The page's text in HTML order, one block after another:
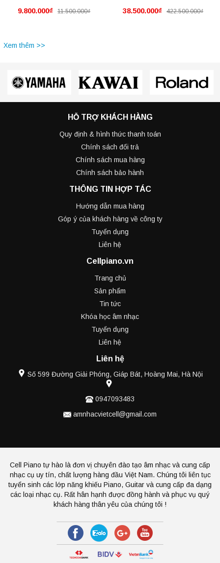
9.800.000₫ 11.500.000₫ SX920 mới nguyên thùng
38.500.000₫ 422.500.000₫
Xem thêm >>
HỖ TRỢ KHÁCH HÀNG
Quy định & hình thức thanh toán
Chính sách đổi trả
Chính sách mua hàng
Chính sách bảo hành
THÔNG TIN HỢP TÁC
Hướng dẫn mua hàng
Góp ý của khách hàng về công ty
Tuyển dụng
Liên hệ
Cellpiano.vn
Trang chủ
Sản phẩm
Tin tức
Khóa học âm nhạc
Tuyển dụng
Liên hệ
Liên hệ
Số 599 Đường Giải Phóng, Giáp Bát, Hoàng Mai, Hà Nội
0947093483
amnhacvietcell@gmail.com
Cell Piano tự hào là đơn vị chuyên đào tạo âm nhạc và cung cấp
nhạc cụ uy tín, chất lượng hàng đầu Việt Nam. Chúng tôi liên tục
tuyển sinh các lớp năng khiếu Piano, Guitar và cung cấp đa dạng
các loại nhạc cụ. Rất hân hạnh được đồng hành và phục vụ quý
khách hàng thân yêu của chúng tôi !